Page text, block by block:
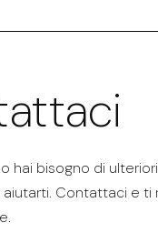
hai bisogno di
aiutarti. Contattaci e ti